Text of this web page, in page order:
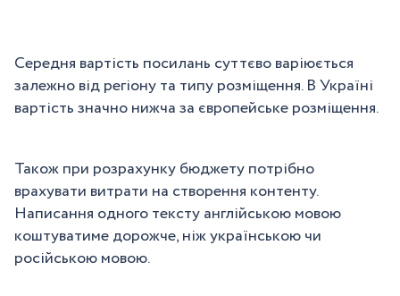
Середня вартість посилань суттєво варіюється
залежно від регіону та типу розміщення. В Україні
вартість значно нижча за європейське розміщення.
Також при розрахунку бюджету потрібно
врахувати витрати на створення контенту.
Написання одного тексту англійською мовою
коштуватиме дорожче, ніж українською чи
російською мовою.